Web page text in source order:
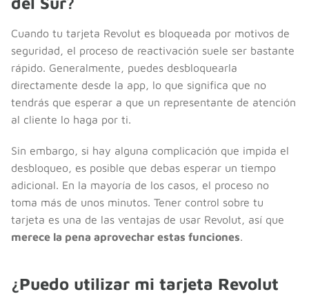
Cuando tu tarjeta Revolut es bloqueada por motivos de
seguridad, el proceso de reactivación suele ser bastante
rápido. Generalmente, puedes desbloquearla
directamente desde la app, lo que significa que no
tendrás que esperar a que un representante de atención
al cliente lo haga por ti.
Sin embargo, si hay alguna complicación que impida el
desbloqueo, es posible que debas esperar un tiempo
adicional. En la mayoría de los casos, el proceso no
toma más de unos minutos. Tener control sobre tu
tarjeta es una de las ventajas de usar Revolut, así que
merece la pena aprovechar estas funciones.
¿Puedo utilizar mi tarjeta Revolut